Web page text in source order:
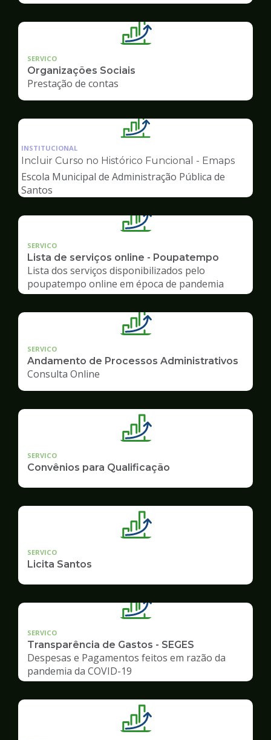
SERVICO
Organizações Sociais
Prestação de contas
Ilustração
pagina
de
Gestão
INSTITUCIONAL
Incluir Curso no Histórico Funcional - Emaps
Escola Municipal de Administração Pública de
Santos
SERVICO
Lista de serviços online - Poupatempo
Lista dos serviços disponibilizados pelo
poupatempo online em época de pandemia
SERVICO
Andamento de Processos Administrativos
Consulta Online
SERVICO
Convênios para Qualificação
SERVICO
Licita Santos
SERVICO
Transparência de Gastos - SEGES
Despesas e Pagamentos feitos em razão da
pandemia da COVID-19